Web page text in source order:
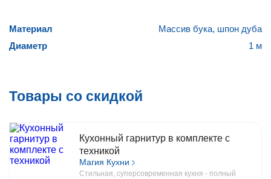
Материал
Массив бука, шпон дуба
Диаметр
1 м
Товары со скидкой
Кухонный гарнитур в комплекте с
техникой
Магия Кухни
Стильная, суперсовременная кухня - полный